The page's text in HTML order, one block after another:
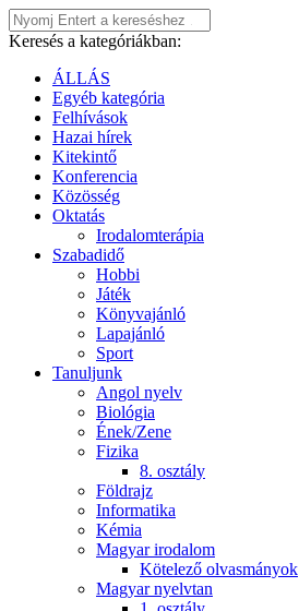
Keresés a kategóriákban:
ÁLLÁS
Egyéb kategória
Felhívások
Hazai hírek
Kitekintő
Konferencia
Közösség
Oktatás
Irodalomterápia
Szabadidő
Hobbi
Játék
Könyvajánló
Lapajánló
Sport
Tanuljunk
Angol nyelv
Biológia
Ének/Zene
Fizika
8. osztály
Földrajz
Informatika
Kémia
Magyar irodalom
Kötelező olvasmányok
Magyar nyelvtan